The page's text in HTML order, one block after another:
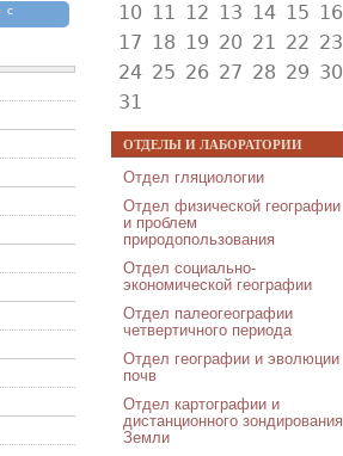
с
10 11 12 13 14 15 16
17 18 19 20 21 22 23
24 25 26 27 28 29 30
31
ОТДЕЛЫ И ЛАБОРАТОРИИ
Отдел гляциологии
Отдел физической географии
и проблем
природопользования
Отдел социально-
экономической географии
Отдел палеогеографии
четвертичного периода
Отдел географии и эволюции
почв
Отдел картографии и
дистанционного зондирования
Земли